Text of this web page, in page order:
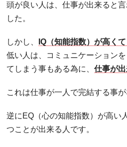
頭が良い人は、仕事が出来ると
した。
しかし、 IQ（知能指数）が高くて
低い人は、コミュニケーション
てしまう事もある為に、 仕事が
これは仕事が一人で完結する事が
逆にEQ（心の知能指数）が高い
つことが出来る人です。